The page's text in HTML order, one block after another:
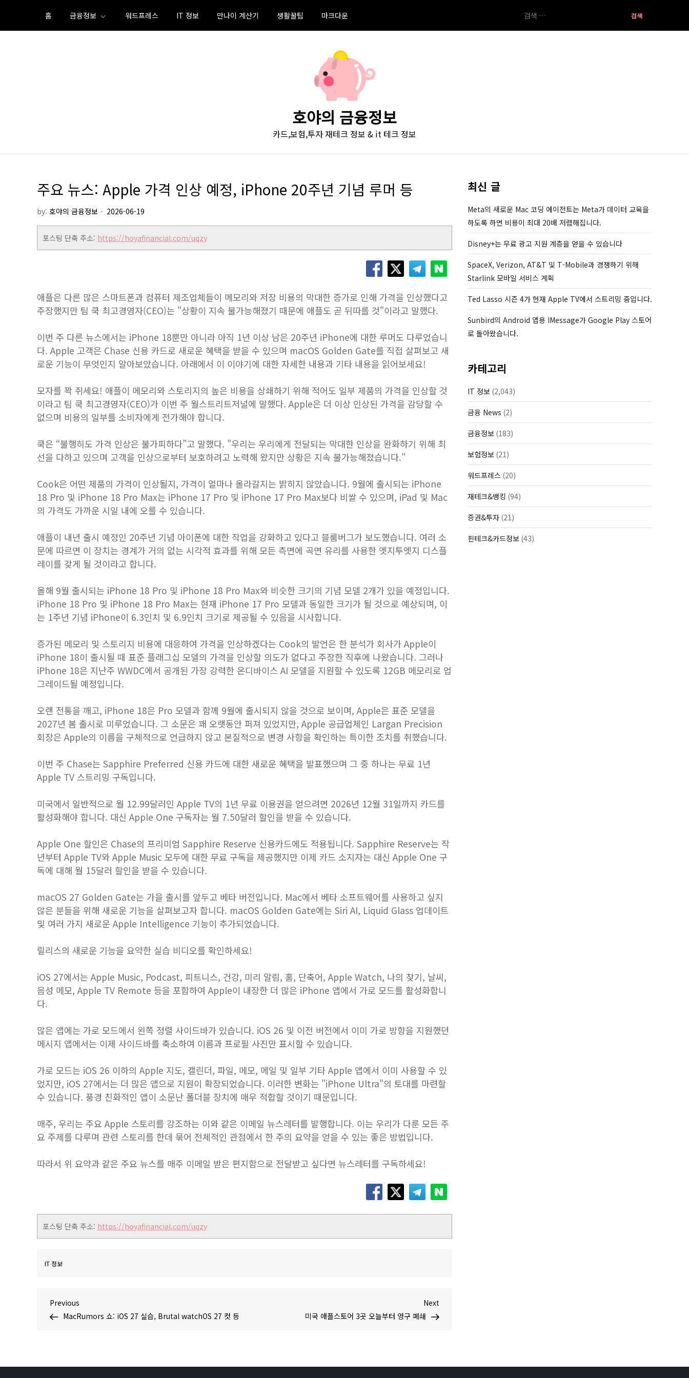
content
홈 금융정보 워드프레스 IT 정보 만나이 계산기 생활꿀팁 마크다운
색:
호야의 금융정보
카드,보험,투자 재테크 정보 & it 테크 정보
주요 뉴스: Apple 가격 인상 예정, iPhone 20주년 기념 루머 등
by: 호야의 금융정보
포스팅 단축 주소: https://hoyafinancial.com/uqzy
애플은 다른 많은 스마트폰과 컴퓨터 제조업체들이 메모리와 저장 비용의 막대한 증가로 인해 가격을 인상했다고
주장했지만 팀 쿡 최고경영자(CEO)는 "상황이 지속 불가능해졌기 때문에 애플도 곧 뒤따를 것"이라고 말했다.
이번 주 다른 뉴스에서는 iPhone 18뿐만 아니라 아직 1년 이상 남은 20주년 iPhone에 대한 루머도 다루었습니
다. Apple 고객은 Chase 신용 카드로 새로운 혜택을 받을 수 있으며 macOS Golden Gate를 직접 살펴보고 새
로운 기능이 무엇인지 알아보았습니다. 아래에서 이 이야기에 대한 자세한 내용과 기타 내용을 읽어보세요!
모자를 꽉 쥐세요! 애플이 메모리와 스토리지의 높은 비용을 상쇄하기 위해 적어도 일부 제품의 가격을 인상할 것
이라고 팀 쿡 최고경영자(CEO)가 이번 주 월스트리트저널에 말했다. Apple은 더 이상 인상된 가격을 감당할 수
없으며 비용의 일부를 소비자에게 전가해야 합니다.
쿡은 “불행히도 가격 인상은 불가피하다”고 말했다. "우리는 우리에게 전달되는 막대한 인상을 완화하기 위해 최
선을 다하고 있으며 고객을 인상으로부터 보호하려고 노력해 왔지만 상황은 지속 불가능해졌습니다."
Cook은 어떤 제품의 가격이 인상될지, 가격이 얼마나 올라갈지는 밝히지 않았습니다. 9월에 출시되는 iPhone
18 Pro 및 ‌iPhone 18 Pro‌ Max는 iPhone 17 Pro 및 ‌iPhone 17 Pro‌ Max보다 비쌀 수 있으며, iPad 및 Mac
의 가격도 가까운 시일 내에 오를 수 있습니다.
애플이 내년 출시 예정인 20주년 기념 아이폰에 대한 작업을 강화하고 있다고 블룸버그가 보도했습니다. 여러 소
문에 따르면 이 장치는 경계가 거의 없는 시각적 효과를 위해 모든 측면에 곡면 유리를 사용한 엣지투엣지 디스플
레이를 갖게 될 것이라고 합니다.
올해 9월 출시되는 iPhone 18 Pro 및 ‌iPhone 18 Pro‌ Max와 비슷한 크기의 기념 모델 2개가 있을 예정입니다.
‌iPhone 18 Pro‌ 및 ‌iPhone 18 Pro‌ Max는 현재 iPhone 17 Pro 모델과 동일한 크기가 될 것으로 예상되며, 이
는 1주년 기념 iPhone이 6.3인치 및 6.9인치 크기로 제공될 수 있음을 시사합니다.
증가된 메모리 및 스토리지 비용에 대응하여 가격을 인상하겠다는 Cook의 발언은 한 분석가 회사가 Apple이
iPhone 18이 출시될 때 표준 플래그십 모델의 가격을 인상할 의도가 없다고 주장한 직후에 나왔습니다. 그러나
iPhone 18은 지난주 WWDC에서 공개된 가장 강력한 온디바이스 AI 모델을 지원할 수 있도록 12GB 메모리로 업
그레이드될 예정입니다.
오랜 전통을 깨고, iPhone 18은 Pro 모델과 함께 9월에 출시되지 않을 것으로 보이며, Apple은 표준 모델을
2027년 봄 출시로 미루었습니다. 그 소문은 꽤 오랫동안 퍼져 있었지만, Apple 공급업체인 Largan Precision
회장은 Apple의 이름을 구체적으로 언급하지 않고 본질적으로 변경 사항을 확인하는 특이한 조치를 취했습니다.
이번 주 Chase는 Sapphire Preferred 신용 카드에 대한 새로운 혜택을 발표했으며 그 중 하나는 무료 1년
Apple TV 스트리밍 구독입니다.
미국에서 일반적으로 월 12.99달러인 Apple TV의 1년 무료 이용권을 얻으려면 2026년 12월 31일까지 카드를
활성화해야 합니다. 대신 Apple One 구독자는 월 7.50달러 할인을 받을 수 있습니다.
Apple One 할인은 Chase의 프리미엄 Sapphire Reserve 신용카드에도 적용됩니다. Sapphire Reserve는 작
년부터 Apple TV와 Apple Music 모두에 대한 무료 구독을 제공했지만 이제 카드 소지자는 대신 Apple One 구
독에 대해 월 15달러 할인을 받을 수 있습니다.
macOS 27 Golden Gate는 가을 출시를 앞두고 베타 버전입니다. Mac에서 베타 소프트웨어를 사용하고 싶지
않은 분들을 위해 새로운 기능을 살펴보고자 합니다. macOS Golden Gate에는 Siri AI, Liquid Glass 업데이트
및 여러 가지 새로운 Apple Intelligence 기능이 추가되었습니다.
‌릴리스의 새로운 기능을 요약한 실습 비디오를 확인하세요!
iOS 27에서는 Apple Music, Podcast, 피트니스, 건강, 미리 알림, 홈, 단축어, Apple Watch, 나의 찾기, 날씨,
음성 메모, Apple TV Remote 등을 포함하여 Apple이 내장한 더 많은 iPhone 앱에서 가로 모드를 활성화합니
다.
많은 앱에는 가로 모드에서 왼쪽 정렬 사이드바가 있습니다. iOS 26 및 이전 버전에서 이미 가로 방향을 지원했던
메시지 앱에서는 이제 사이드바를 축소하여 이름과 프로필 사진만 표시할 수 있습니다.
가로 모드는 iOS 26 이하의 Apple 지도, 캘린더, 파일, 메모, 메일 및 일부 기타 Apple 앱에서 이미 사용할 수 있
었지만, iOS 27에서는 더 많은 앱으로 지원이 확장되었습니다. 이러한 변화는 "iPhone Ultra"의 토대를 마련할
수 있습니다. 풍경 친화적인 앱이 소문난 폴더블 장치에 매우 적합할 것이기 때문입니다.
매주, 우리는 주요 Apple 스토리를 강조하는 이와 같은 이메일 뉴스레터를 발행합니다. 이는 우리가 다룬 모든 주
요 주제를 다루며 관련 스토리를 한데 묶어 전체적인 관점에서 한 주의 요약을 얻을 수 있는 좋은 방법입니다.
따라서 위 요약과 같은 주요 뉴스를 매주 이메일 받은 편지함으로 전달받고 싶다면 뉴스레터를 구독하세요!
포스팅 단축 주소: https://hoyafinancial.com/uqzy
IT 정보
글
Previous
Post
Previous
MacRumors 쇼: iOS 27 실습, Brutal watchOS 27 컷 등
Post
Next
미국 애플스토어 3곳 오늘부터 영구 폐쇄
최신 글
Meta의 새로운 Mac 코딩 에이전트는 Meta가 데이터 교육을
하도록 하면 비용이 최대 20배 저렴해집니다.
Disney+는 무료 광고 지원 계층을 얻을 수 있습니다
SpaceX, Verizon, AT&T 및 T-Mobile과 경쟁하기 위해
Starlink 모바일 서비스 계획
Ted Lasso 시즌 4가 현재 Apple TV에서 스트리밍 중입니다.
Sunbird의 Android 앱용 IMessage가 Google Play 스토어
로 돌아왔습니다.
카테고리
IT 정보 (2,043)
금융 News (2)
금융정보 (183)
보험정보 (21)
워드프레스 (20)
재테크&뱅킹 (94)
증권&투자 (21)
핀테크&카드정보 (43)